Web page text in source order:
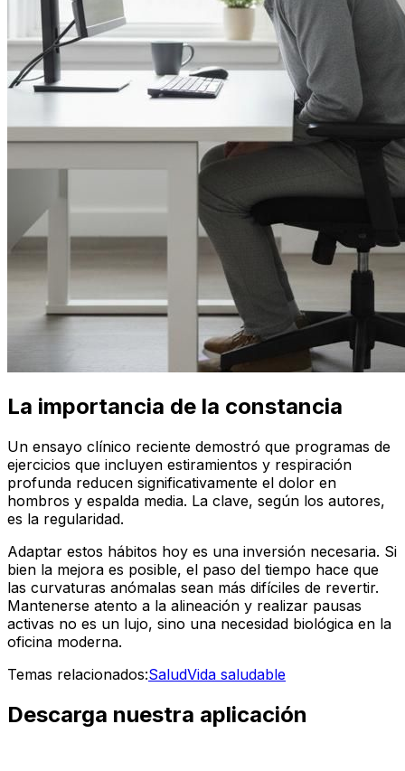
La importancia de la constancia
Un ensayo clínico reciente demostró que programas de
ejercicios que incluyen estiramientos y respiración
profunda reducen significativamente el dolor en
hombros y espalda media. La clave, según los autores,
es la regularidad.
Adaptar estos hábitos hoy es una inversión necesaria. Si
bien la mejora es posible, el paso del tiempo hace que
las curvaturas anómalas sean más difíciles de revertir.
Mantenerse atento a la alineación y realizar pausas
activas no es un lujo, sino una necesidad biológica en la
oficina moderna.
Temas relacionados:SaludVida saludable
Descarga nuestra aplicación